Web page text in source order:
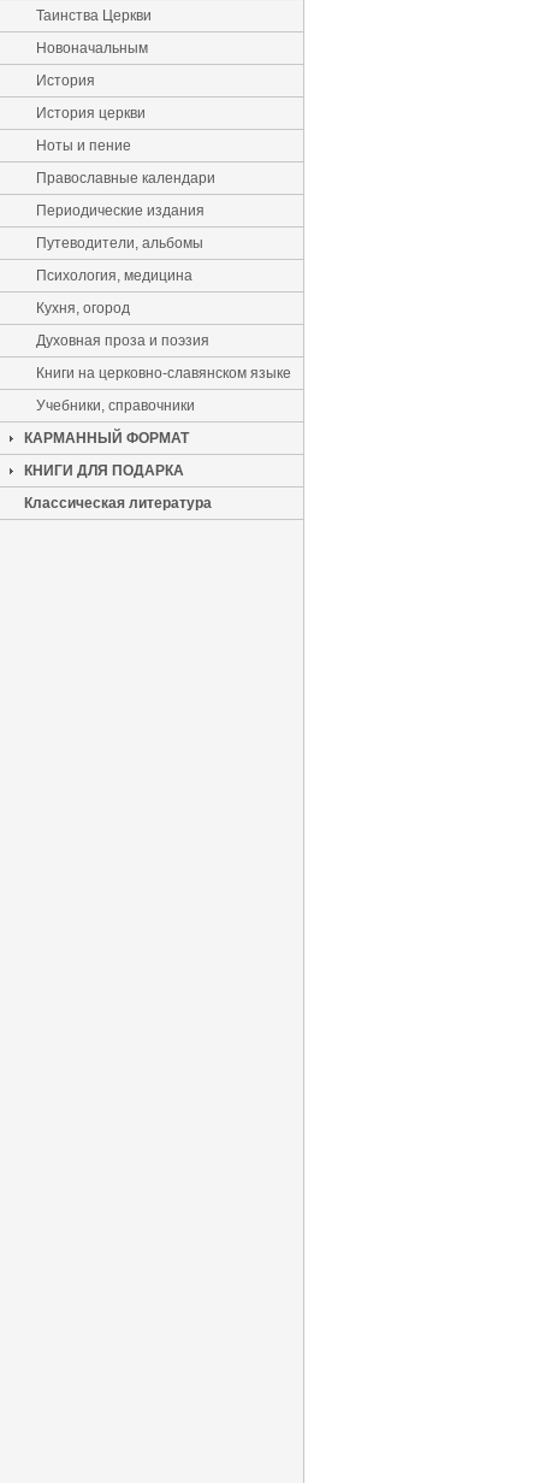
Таинства Церкви
Новоначальным
История
История церкви
Ноты и пение
Православные календари
Периодические издания
Путеводители, альбомы
Психология, медицина
Кухня, огород
Духовная проза и поэзия
Книги на церковно-славянском языке
Учебники, справочники
КАРМАННЫЙ ФОРМАТ
КНИГИ ДЛЯ ПОДАРКА
Классическая литература